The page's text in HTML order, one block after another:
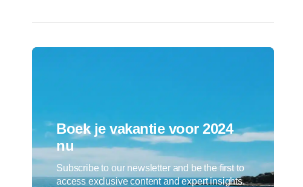
Boek je vakantie voor 2024
nu
Subscribe to our newsletter and be the first to
access exclusive content and expert insights.